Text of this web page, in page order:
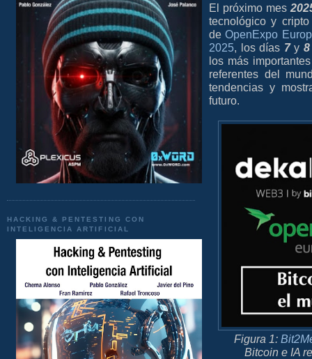
HACKING & PENTESTING CON
INTELIGENCIA ARTIFICIAL
El próximo mes
tecnológico y
deOpenExpo
2025, los días 7y
los más
referentes del
tendencias y
futuro.
Figura 1:
Bitcoin e IA